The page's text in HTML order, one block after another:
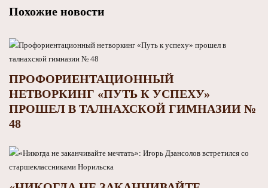
Похожие новости
ПРОФОРИЕНТАЦИОННЫЙ
НЕТВОРКИНГ «ПУТЬ К УСПЕХУ»
ПРОШЕЛ В ТАЛНАХСКОЙ ГИМНАЗИИ №
48